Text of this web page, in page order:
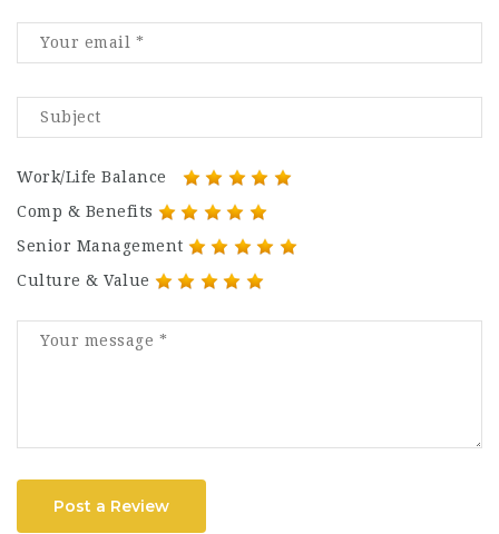
Work/Life Balance
Comp & Benefits
Senior Management
Culture & Value
Post a Review